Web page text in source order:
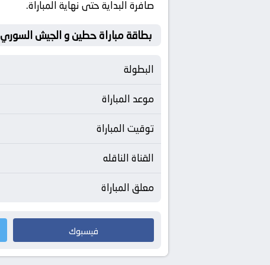
صافرة البداية حتى نهاية المباراة.
بطاقة مباراة حطين و الجيش السوري
البطولة
موعد المباراة
توقيت المباراة
القناة الناقله
معلق المباراة
فيسبوك